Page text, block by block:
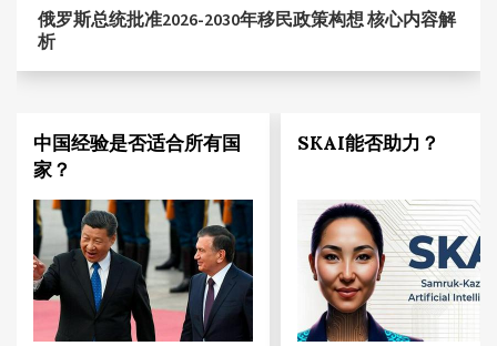
俄罗斯总统批准2026-2030年移民政策构想 核心内容解
析
中国经验是否适合所有国
家？
SKAI能否助力？